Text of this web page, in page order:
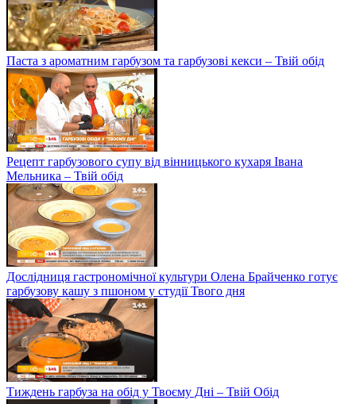
Паста з ароматним гарбузом та гарбузові кекси – Твій обід
Рецепт гарбузового супу від вінницького кухаря Івана
Мельника – Твій обід
Дослідниця гастрономічної культури Олена Брайченко готує
гарбузову кашу з пшоном у студії Твого дня
Тиждень гарбуза на обід у Твоєму Дні – Твій Обід